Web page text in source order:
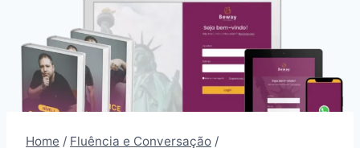
Home / Fluência e Conversação /